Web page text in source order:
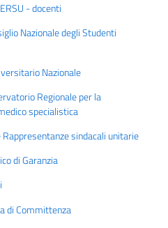
- docenti
Nazionale degli Studenti
Nazionale
Regionale per la
specialistica
Rappresentanze sindacali unitarie
di Garanzia
di Committenza